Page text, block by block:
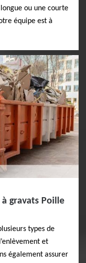
ou une courte
équipe est à
gravats Poille
types de
et
également assurer